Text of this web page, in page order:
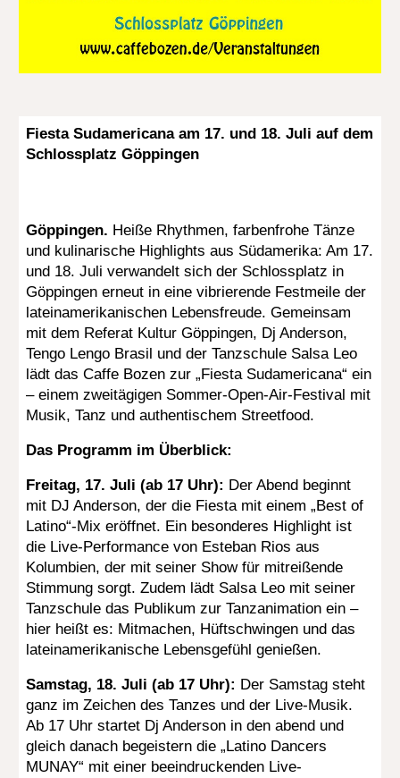
Fiesta Sudamericana am 17. und 18. Juli auf dem
Schlossplatz Göppingen
Göppingen. Heiße Rhythmen, farbenfrohe Tänze
und kulinarische Highlights aus Südamerika: Am 17.
und 18. Juli verwandelt sich der Schlossplatz in
Göppingen erneut in eine vibrierende Festmeile der
lateinamerikanischen Lebensfreude. Gemeinsam
mit dem Referat Kultur Göppingen, Dj Anderson,
Tengo Lengo Brasil und der Tanzschule Salsa Leo
lädt das Caffe Bozen zur „Fiesta Sudamericana“ ein
– einem zweitägigen Sommer-Open-Air-Festival mit
Musik, Tanz und authentischem Streetfood.
Das Programm im Überblick:
Freitag, 17. Juli (ab 17 Uhr): Der Abend beginnt
mit DJ Anderson, der die Fiesta mit einem „Best of
Latino“-Mix eröffnet. Ein besonderes Highlight ist
die Live-Performance von Esteban Rios aus
Kolumbien, der mit seiner Show für mitreißende
Stimmung sorgt. Zudem lädt Salsa Leo mit seiner
Tanzschule das Publikum zur Tanzanimation ein –
hier heißt es: Mitmachen, Hüftschwingen und das
lateinamerikanische Lebensgefühl genießen.
Samstag, 18. Juli (ab 17 Uhr): Der Samstag steht
ganz im Zeichen des Tanzes und der Live-Musik.
Ab 17 Uhr startet Dj Anderson in den abend und
gleich danach begeistern die „Latino Dancers
MUNAY“ mit einer beeindruckenden Live-